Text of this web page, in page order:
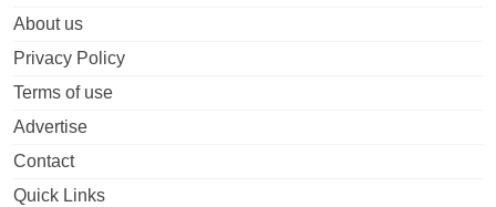
About us
Privacy Policy
Terms of use
Advertise
Contact
Quick Links